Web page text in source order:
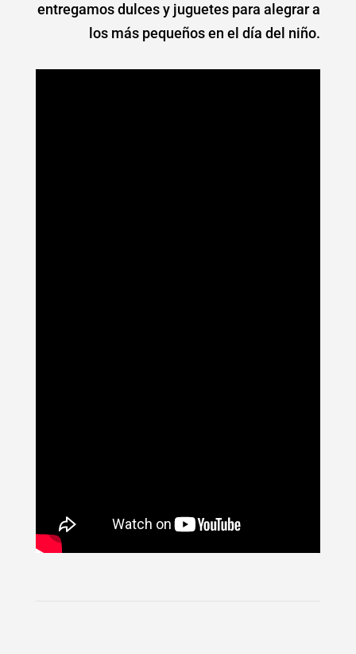
entregamos dulces y juguetes para alegrar a
los más pequeños en el día del niño.